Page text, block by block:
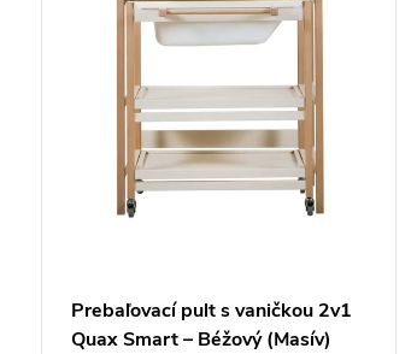
Prebaľovací pult s vaničkou 2v1
Quax Smart – Béžový (Masív)